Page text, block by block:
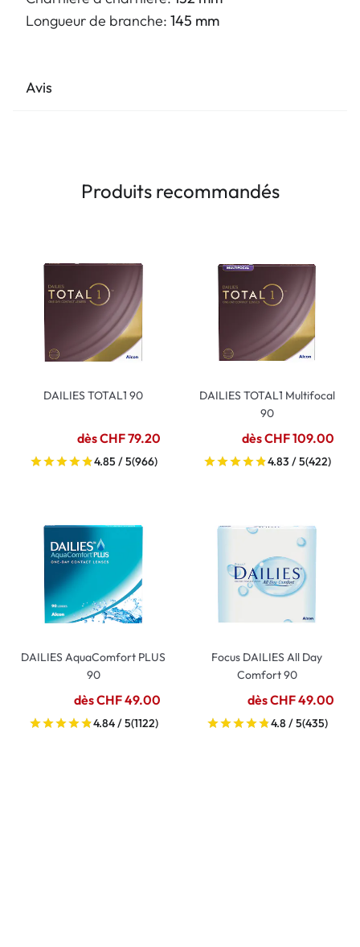
Longueur de branche: 145 mm
Avis
Produits recommandés
DAILIES TOTAL1 90
dès CHF 79.20
4.85 / 5(966)
DAILIES TOTAL1 Multifocal
90
dès CHF 109.00
4.83 / 5(422)
DAILIES AquaComfort PLUS
90
dès CHF 49.00
4.84 / 5(1122)
Focus DAILIES All Day
Comfort 90
dès CHF 49.00
4.8 / 5(435)